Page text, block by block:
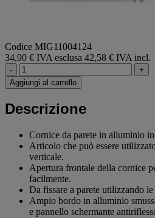
Codice MIG11004124
34,90 € IVA esclusa 42,58 € IVA incl.
-
+
Aggiungi al carrello
Descrizione
Cornice da parete in alluminio
Articolo che può essere
verticale.
Apertura frontale della cornice
facilmente.
Da fissare a parete utilizzando
Ampio bordo in alluminio
e pannello schermante